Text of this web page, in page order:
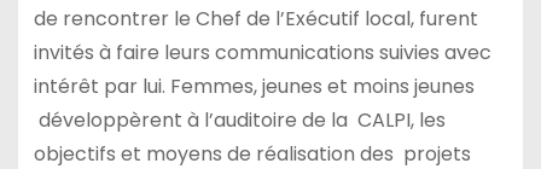
de rencontrer le Chef de l’Exécutif local, furent
invités à faire leurs communications suivies avec
intérêt par lui. Femmes, jeunes et moins jeunes
développèrent à l’auditoire de la CALPI, les
objectifs et moyens de réalisation des projets